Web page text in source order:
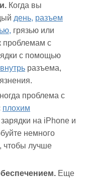
Когда вы
день, разъем
грязью или
проблемам с
с помощью
внутрь разъема,
проблема с
плохим
на iPhone и
немного
чтобы лучше
Еще